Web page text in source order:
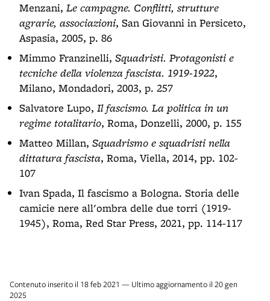
Menzani, Le campagne. Conflitti, strutture
agrarie, associazioni, San Giovanni in Persiceto,
Aspasia, 2005, p. 86
Mimmo Franzinelli, Squadristi. Protagonisti e
tecniche della violenza fascista. 1919-1922,
Milano, Mondadori, 2003, p. 257
Salvatore Lupo, Il fascismo. La politica in un
regime totalitario, Roma, Donzelli, 2000, p. 155
Matteo Millan, Squadrismo e squadristi nella
dittatura fascista, Roma, Viella, 2014, pp. 102-
107
Ivan Spada, Il fascismo a Bologna. Storia delle
camicie nere all'ombra delle due torri (1919-
1945), Roma, Red Star Press, 2021, pp. 114-117
Contenuto inserito il 18 feb 2021 — Ultimo aggiornamento il 20 gen
2025